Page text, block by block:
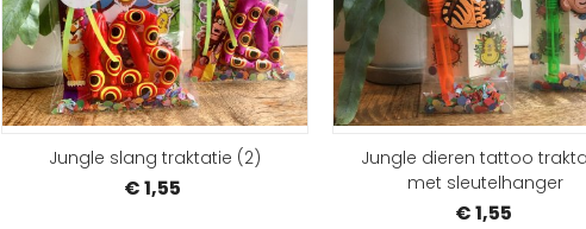
Jungle slang traktatie (2)
€ 1,55
SAMENSTELLEN
Jungle dieren tattoo
met sleutelhanger
€ 1,55